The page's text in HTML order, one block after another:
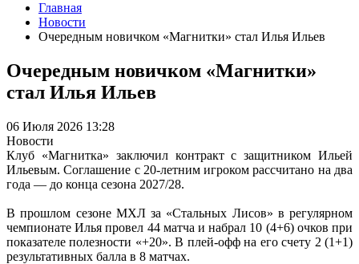
Главная
Новости
Очередным новичком «Магнитки» стал Илья Ильев
Очередным новичком «Магнитки»
стал Илья Ильев
06 Июля 2026 13:28
Новости
Клуб «Магнитка» заключил контракт с защитником Ильей
Ильевым. Соглашение с 20-летним игроком рассчитано на два
года — до конца сезона 2027/28.
В прошлом сезоне МХЛ за «Стальных Лисов» в регулярном
чемпионате Илья провел 44 матча и набрал 10 (4+6) очков при
показателе полезности «+20». В плей-офф на его счету 2 (1+1)
результативных балла в 8 матчах.